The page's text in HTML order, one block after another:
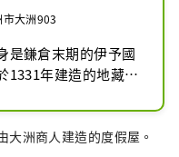
大洲903
是鎌倉末期的伊予國
1331年建造的地藏岳
息下來，在被稱為城
高虎和脅坂泰晴時
大洲商人建造的度假屋。